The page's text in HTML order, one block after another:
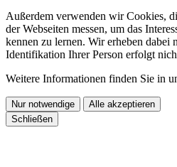
Außerdem verwenden wir Cookies,
der Webseiten messen, um das
kennen zu lernen. Wir erheben dabei
Identifikation Ihrer Person erfolgt
Weitere Informationen finden Sie in
Nur notwendige
Alle akzeptieren
Schließen